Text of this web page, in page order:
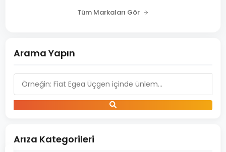
Tüm Markaları Gör
Arama Yapın
Arıza Kategorileri